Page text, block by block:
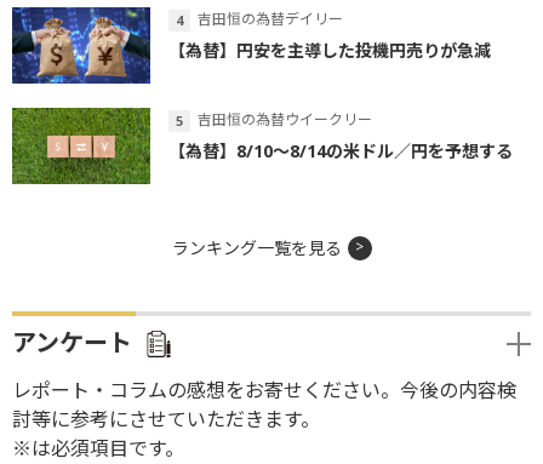
吉田恒の為替デイリー
【為替】円安を主導した投機円売りが急減
吉田恒の為替ウイークリー
【為替】8/10～8/14の米ドル／円を予想する
ランキング一覧を見る
アンケート
レポート・コラムの感想をお寄せください。今後の内容検
討等に参考にさせていただきます。
※は必須項目です。